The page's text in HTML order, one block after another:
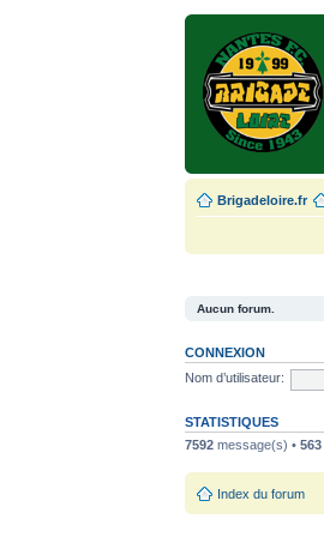
Brigadeloire.fr
Aucun forum.
CONNEXION
Nom d’utilisateur:
STATISTIQUES
7592 message(s) •563
Index du forum